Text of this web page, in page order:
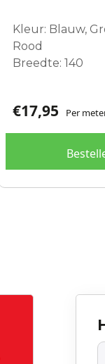
Kleur: Blauw,
Rood
Breedte: 140
€17,95 Per